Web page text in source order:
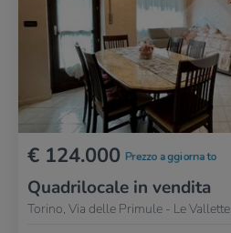
€ 124.000 Prezzo aggiornato
Quadrilocale in vendita
Torino, Via delle Primule - Le Vallette